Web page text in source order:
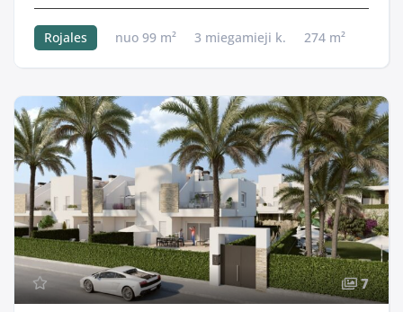
Rojales nuo 99 m² 3 miegamieji k. 274 m²
7